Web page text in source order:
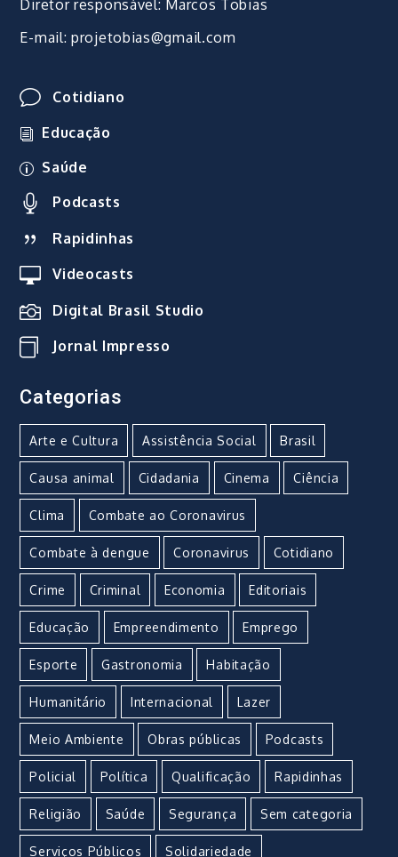
Diretor responsável: Marcos Tobias
E-mail: projetobias@gmail.com
Cotidiano
Educação
Saúde
Podcasts
Rapidinhas
Videocasts
Digital Brasil Studio
Jornal Impresso
Categorias
Arte e Cultura Assistência Social Brasil
Causa animal Cidadania Cinema Ciência
Clima Combate ao Coronavirus
Combate à dengue Coronavirus Cotidiano
Crime Criminal Economia Editoriais
Educação Empreendimento Emprego
Esporte Gastronomia Habitação
Humanitário Internacional Lazer
Meio Ambiente Obras públicas Podcasts
Policial Política Qualificação Rapidinhas
Religião Saúde Segurança Sem categoria
Serviços Públicos Solidariedade